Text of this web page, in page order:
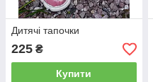
Дитячі тапочки
225 ₴
Купити